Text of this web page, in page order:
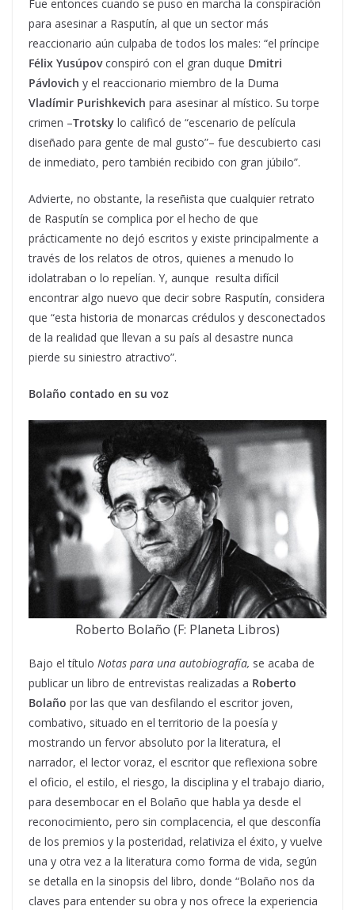
Fue entonces cuando se puso en marcha la conspiración
para asesinar a Rasputín, al que un sector más
reaccionario aún culpaba de todos los males: “el príncipe
Félix Yusúpovconspiró con el gran duque Dmitri
Pávlovich y el reaccionario miembro de la Duma
Vladímir Purishkevich para asesinar al místico. Su torpe
crimen –Trotsky lo calificó de “escenario de película
diseñado para gente de mal gusto”– fue descubierto casi
de inmediato, pero también recibido con gran júbilo”.
Advierte, no obstante, la reseñista que cualquier retrato
de Rasputín se complica por el hecho de que
prácticamente no dejó escritos y existe principalmente a
través de los relatos de otros, quienes a menudo lo
idolatraban o lo repelían. Y, aunque resulta difícil
encontrar algo nuevo que decir sobre Rasputín, considera
que “esta historia de monarcas crédulos y desconectados
de la realidad que llevan a su país al desastre nunca
pierde su siniestro atractivo”.
Bolaño contado en su voz
Roberto Bolaño (F: Planeta Libros)
Bajo el título Notas para una autobiografía, se acaba de
publicar un libro de entrevistas realizadas a Roberto
Bolaño por las que van desfilando el escritor joven,
combativo, situado en el territorio de la poesía y
mostrando un fervor absoluto por la literatura, el
narrador, el lector voraz, el escritor que reflexiona sobre
el oficio, el estilo, el riesgo, la disciplina y el trabajo diario,
para desembocar en el Bolaño que habla ya desde el
reconocimiento, pero sin complacencia, el que desconfía
de los premios y la posteridad, relativiza el éxito, y vuelve
una y otra vez a la literatura como forma de vida, según
se detalla en la sinopsis del libro, donde “Bolaño nos da
claves para entender su obra y nos ofrece la experiencia